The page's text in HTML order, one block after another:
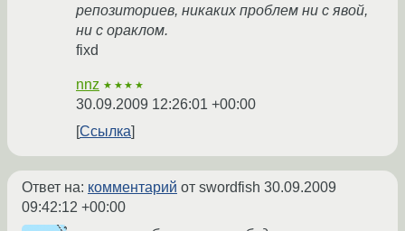
репозиториев, никаких проблем ни с явой,
ни с ораклом.
fixd
nnz ★★★★
30.09.2009 12:26:01 +00:00
Ссылка
Ответ на: комментарий от swordfish 30.09.2009
09:42:12 +00:00